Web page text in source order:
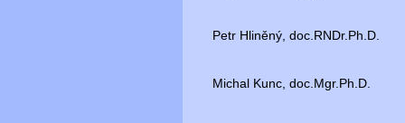
Petr Hliněný, doc.RNDr.Ph.D.
Michal Kunc, doc.Mgr.Ph.D.